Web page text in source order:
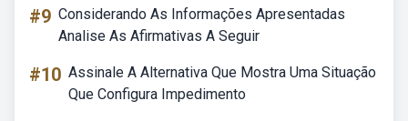
#9 Considerando As Informações Apresentadas
Analise As Afirmativas A Seguir
#10 Assinale A Alternativa Que Mostra Uma Situação
Que Configura Impedimento